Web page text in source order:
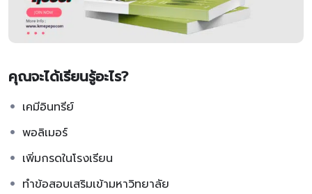
คุณจะได้เรียนรู้อะไร?
เคมีอินทรีย์
พอลิเมอร์
เพิ่มกรดในโรงเรียน
ทำข้อสอบเสริมเข้ามหาวิทยาลัย